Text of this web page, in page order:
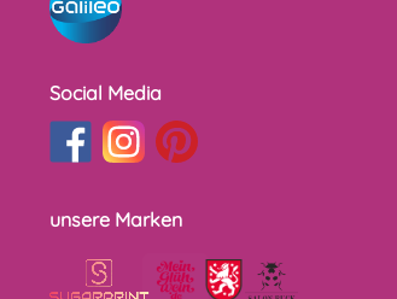
Social Media
unsere Marken